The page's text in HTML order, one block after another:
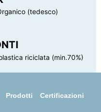
(tedesco)
riciclata (min.70%)
Prodotti
Certificazioni